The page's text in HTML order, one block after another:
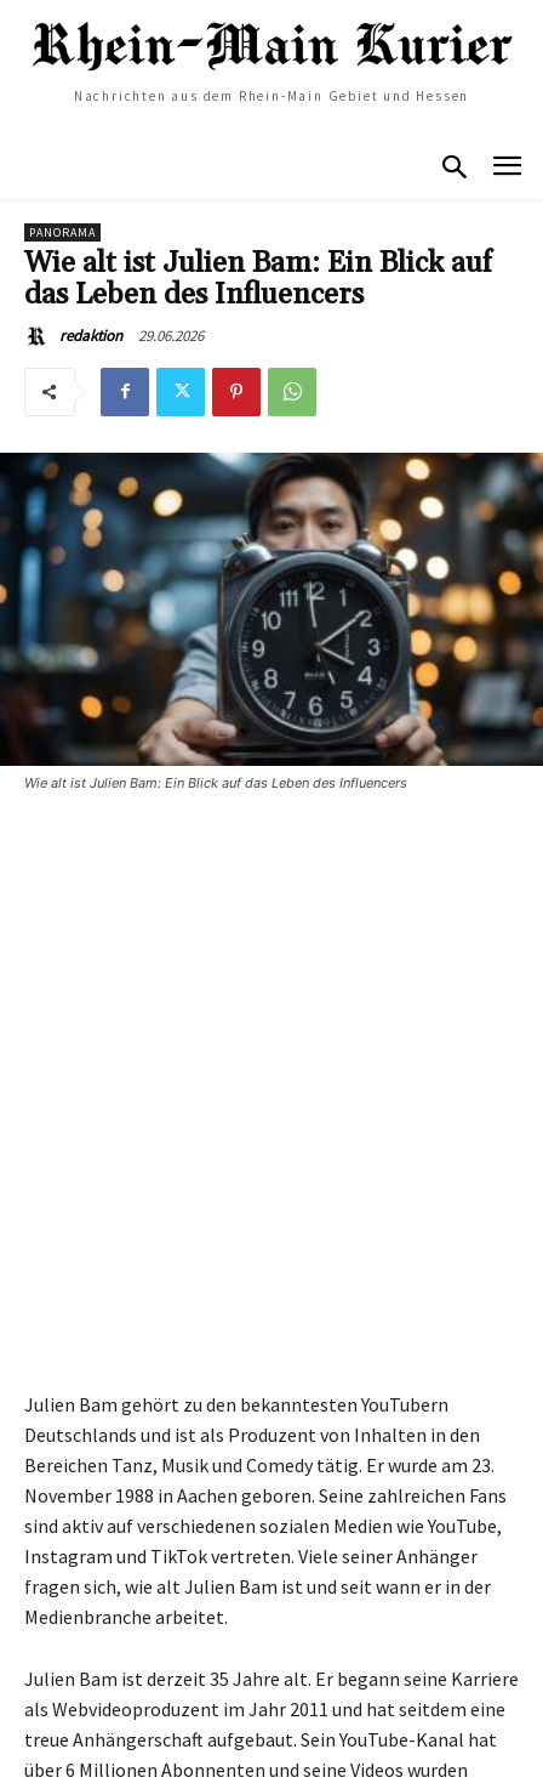
Nachrichten aus dem Rhein-Main Gebiet und Hessen
PANORAMA
Wie alt ist Julien Bam: Ein Blick auf
das Leben des Influencers
redaktion 29.06.2026
Wie alt ist Julien Bam: Ein Blick auf das Leben des Influencers
Julien Bam gehört zu den bekanntesten YouTubern
Deutschlands und ist als Produzent von Inhalten in den
Bereichen Tanz, Musik und Comedy tätig. Er wurde am 23.
November 1988 in Aachen geboren. Seine zahlreichen Fans
sind aktiv auf verschiedenen sozialen Medien wie YouTube,
Instagram und TikTok vertreten. Viele seiner Anhänger
fragen sich, wie alt Julien Bam ist und seit wann er in der
Medienbranche arbeitet.
Julien Bam ist derzeit 35 Jahre alt. Er begann seine Karriere
als Webvideoproduzent im Jahr 2011 und hat seitdem eine
treue Anhängerschaft aufgebaut. Sein YouTube-Kanal hat
über 6 Millionen Abonnenten und seine Videos wurden